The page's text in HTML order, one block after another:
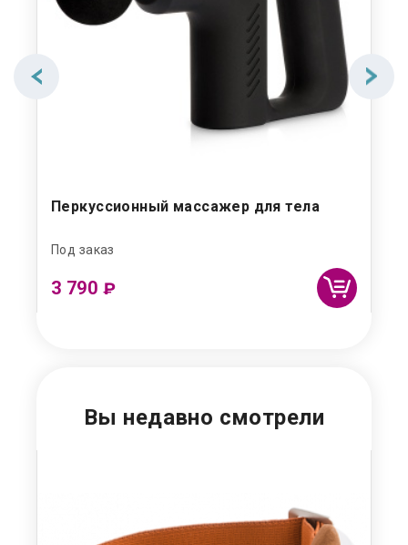
Перкуссионный массажер для тела
Под заказ
3 790 ₽
Вы недавно смотрели